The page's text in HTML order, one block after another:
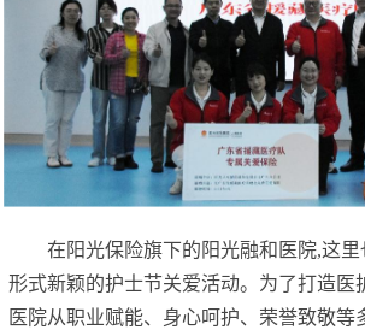
在阳光保险旗下的阳光融和医院,这里
形式新颖的护士节关爱活动。为了打造医
医院从职业赋能、身心呵护、荣誉致敬等